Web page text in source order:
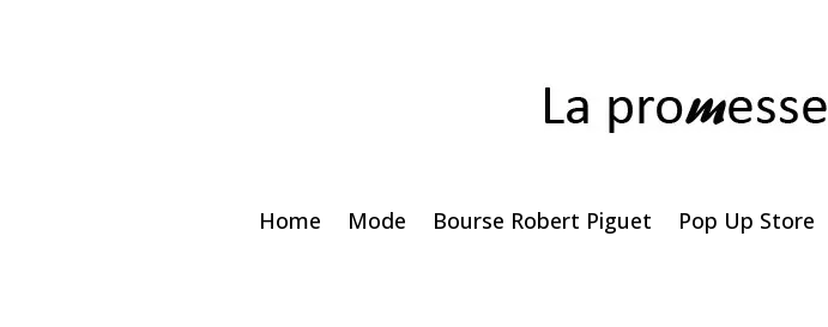
Home Mode Bourse Robert Piguet Pop Up Store